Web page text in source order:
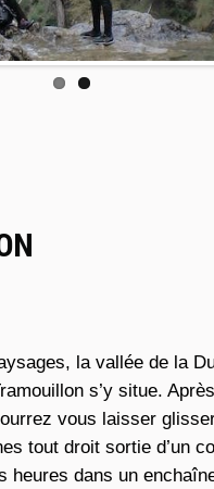
la vallée de la
s’y situe.
vous laisser
tout droit sortie d’un
heures dans un